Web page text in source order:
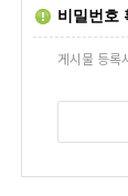
비밀번호
게시물 등록